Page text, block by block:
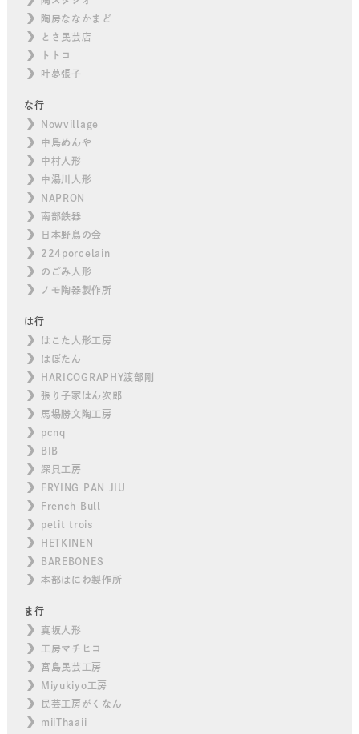
陶房ななかまど
とさ民芸店
トトコ
叶夢張子
な行
Nowvillage
中島めんや
中村人形
中湯川人形
NAPRON
南部鉄器
日本野鳥の会
224porcelain
のごみ人形
ノモ陶器製作所
は行
はこた人形工房
はぼたん
HARICOGRAPHY渡部剛
張り子家はん次郎
馬場勝文陶工房
pcnq
BIB
深貝工房
FRYING PAN JIU
French Bull
petit trois
HETKINEN
BAREBONES
本部はにわ製作所
ま行
真坂人形
工房マチヒコ
宮島民芸工房
Miyukiyo工房
民芸工房がくなん
miiThaaii